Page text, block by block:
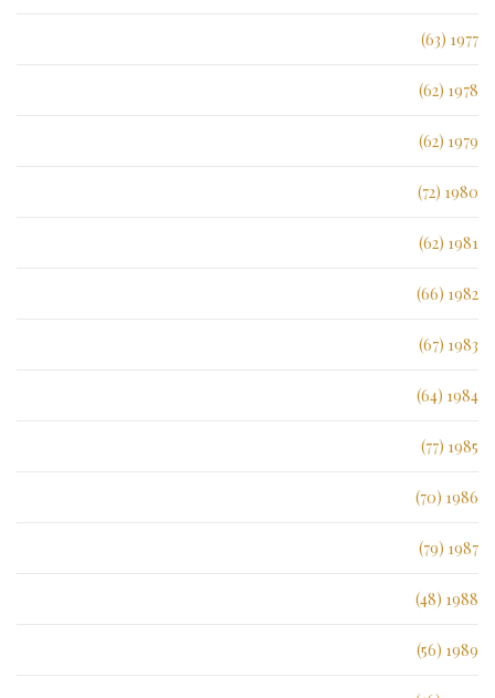
1977 (63)
1978 (62)
1979 (62)
1980 (72)
1981 (62)
1982 (66)
1983 (67)
1984 (64)
1985 (77)
1986 (70)
1987 (79)
1988 (48)
1989 (56)